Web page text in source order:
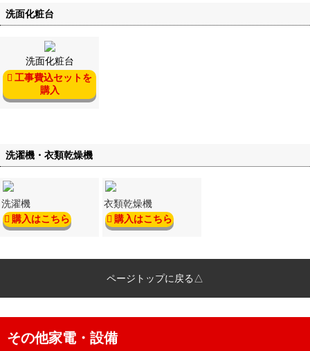
洗面化粧台
洗面化粧台
工事費込セットを
購入
洗濯機・衣類乾燥機
洗濯機
購入はこちら
衣類乾燥機
購入はこちら
ページトップに戻る△
その他家電・設備